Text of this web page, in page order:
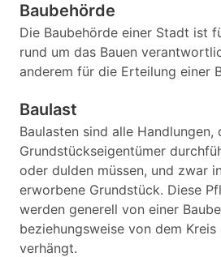
Baubehörde
Die Baubehörde einer Stadt ist
rund um das Bauen
anderem für die Erteilung einer
Baulast
Baulasten sind alle Handlungen,
Grundstückseigentümer
oder dulden müssen, und zwar
erworbene Grundstück. Diese
werden generell von einer
beziehungsweise von dem
verhängt.